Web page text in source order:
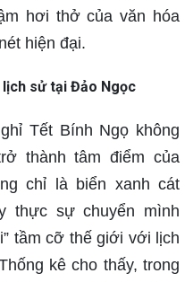
hơi thở của văn hóa
hiện đại.
lịch sử tại Đảo Ngọc
Tết Bính Ngọ không
thành tâm điểm của
chỉ là biển xanh cát
thực sự chuyển mình
tầm cỡ thế giới với lịch
kê cho thấy, trong